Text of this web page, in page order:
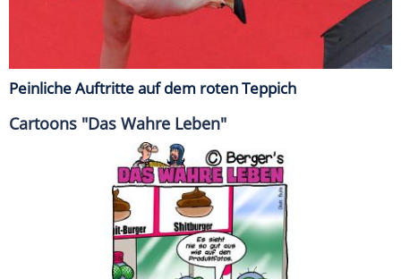
Peinliche Auftritte auf dem roten Teppich
Cartoons "Das Wahre Leben"